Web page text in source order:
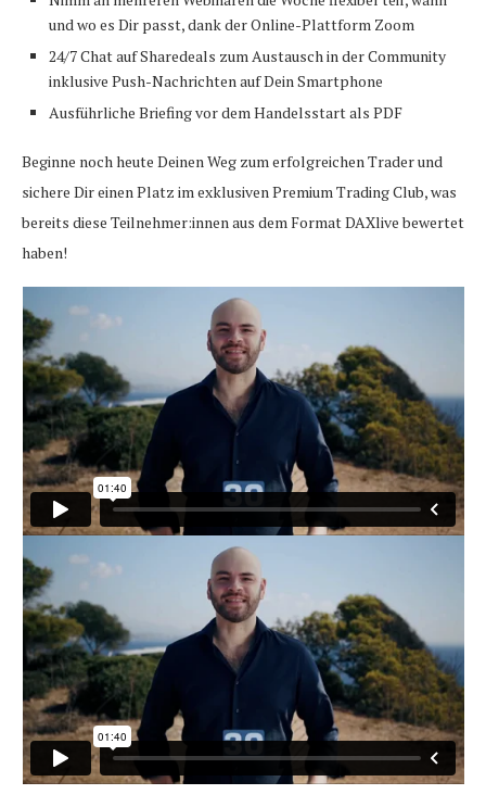
und wo es Dir passt, dank der Online-Plattform Zoom
24/7 Chat auf Sharedeals zum Austausch in der Community
inklusive Push-Nachrichten auf Dein Smartphone
Ausführliche Briefing vor dem Handelsstart als PDF
Beginne noch heute Deinen Weg zum erfolgreichen Trader und
sichere Dir einen Platz im exklusiven Premium Trading Club, was
bereits diese Teilnehmer:innen aus dem Format DAXlive bewertet
haben!